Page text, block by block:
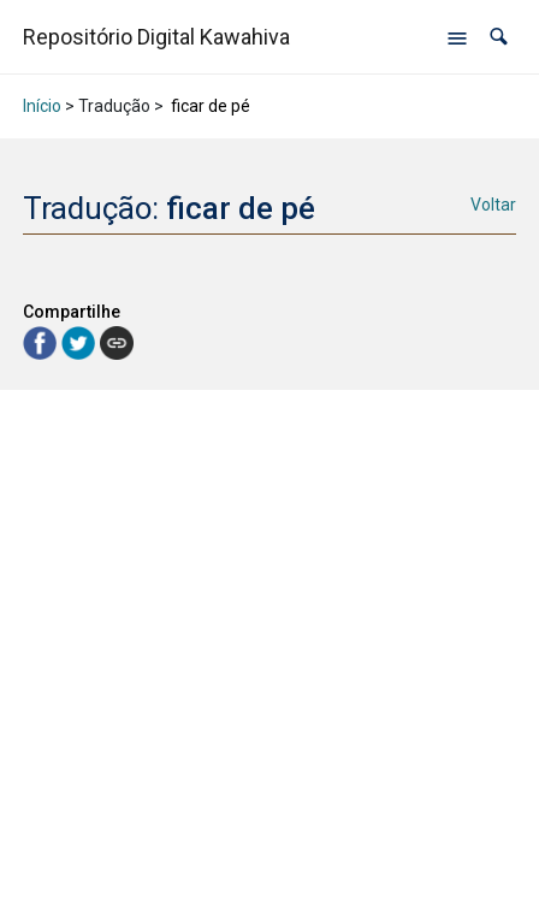
Repositório Digital Kawahiva
Início > Tradução > ficar de pé
Tradução: ficar de pé Voltar
Compartilhe